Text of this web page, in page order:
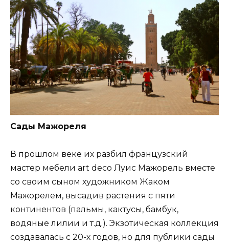
Сады Мажореля
В прошлом веке их разбил французский
мастер мебели art deco Луис Мажорель вместе
со своим сыном художником Жаком
Мажорелем, высадив растения с пяти
континентов (пальмы, кактусы, бамбук,
водяные лилии и т.д.). Экзотическая коллекция
создавалась с 20-х годов, но для публики сады